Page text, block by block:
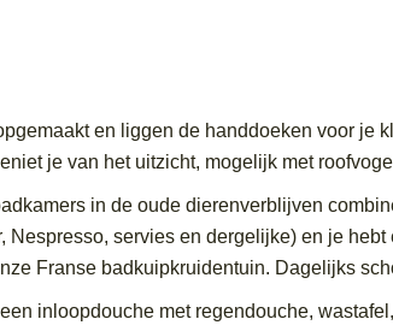
en liggen de handdoeken voor je
je van het uitzicht, mogelijk met
in de oude dierenverblijven
Nespresso, servies en dergelijke) en je
Franse badkuipkruidentuin. Dagelijks
inloopdouche met regendouche,